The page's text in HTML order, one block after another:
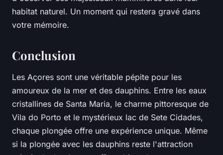
habitat naturel. Un moment qui restera gravé dans
votre mémoire.
Conclusion
Les Açores sont une véritable pépite pour les
amoureux de la mer et des dauphins. Entre les eaux
cristallines de Santa Maria, le charme pittoresque de
Vila do Porto et le mystérieux lac de Sete Cidades,
chaque plongée offre une expérience unique. Même
si la plongée avec les dauphins reste l'attraction